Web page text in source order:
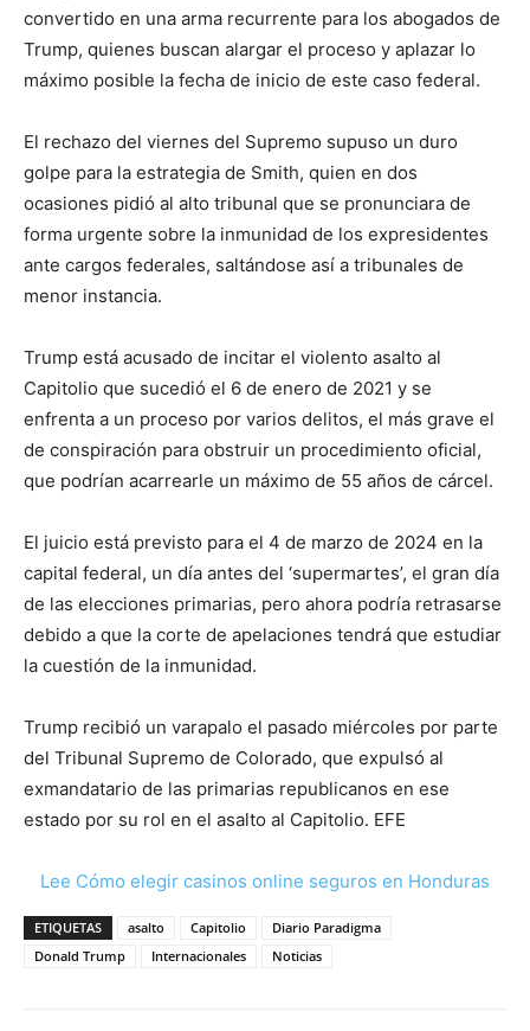
convertido en una arma recurrente para los abogados de
Trump, quienes buscan alargar el proceso y aplazar lo
máximo posible la fecha de inicio de este caso federal.
El rechazo del viernes del Supremo supuso un duro
golpe para la estrategia de Smith, quien en dos
ocasiones pidió al alto tribunal que se pronunciara de
forma urgente sobre la inmunidad de los expresidentes
ante cargos federales, saltándose así a tribunales de
menor instancia.
Trump está acusado de incitar el violento asalto al
Capitolio que sucedió el 6 de enero de 2021 y se
enfrenta a un proceso por varios delitos, el más grave el
de conspiración para obstruir un procedimiento oficial,
que podrían acarrearle un máximo de 55 años de cárcel.
El juicio está previsto para el 4 de marzo de 2024 en la
capital federal, un día antes del ‘supermartes’, el gran día
de las elecciones primarias, pero ahora podría retrasarse
debido a que la corte de apelaciones tendrá que estudiar
la cuestión de la inmunidad.
Trump recibió un varapalo el pasado miércoles por parte
del Tribunal Supremo de Colorado, que expulsó al
exmandatario de las primarias republicanos en ese
estado por su rol en el asalto al Capitolio. EFE
Lee Cómo elegir casinos online seguros en Honduras
ETIQUETAS asalto Capitolio
Diario Paradigma
Donald Trump
Internacionales Noticias